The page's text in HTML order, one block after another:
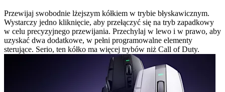
Przewijaj swobodnie lżejszym kółkiem w trybie błyskawicznym.
Wystarczy jedno kliknięcie, aby przełączyć się na tryb zapadkowy
w celu precyzyjnego przewijania. Przechylaj w lewo i w prawo, aby
uzyskać dwa dodatkowe, w pełni programowalne elementy
sterujące. Serio, ten kółko ma więcej trybów niż Call of Duty.